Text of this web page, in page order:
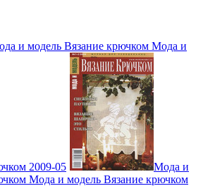
и модель Вязание крючком Мода и
2009-05
Мода и
Мода и модель Вязание крючком